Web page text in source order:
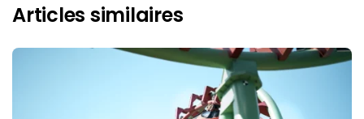
Articles similaires